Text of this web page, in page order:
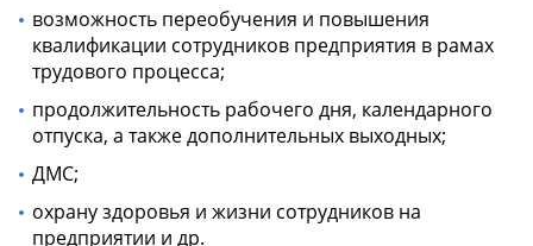
возможность переобучения и повышения
квалификации сотрудников предприятия в рамах
трудового процесса;
продолжительность рабочего дня, календарного
отпуска, а также дополнительных выходных;
ДМС;
охрану здоровья и жизни сотрудников на
предприятии и др.